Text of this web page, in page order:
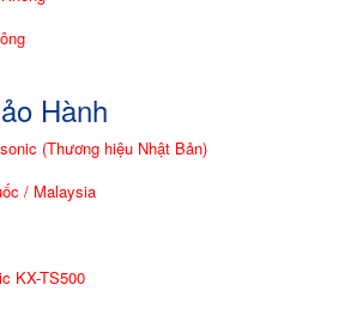
Hành
(Thương hiệu Nhật Bản)
/ Malaysia